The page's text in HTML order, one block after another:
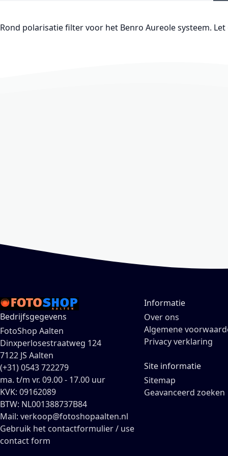
Rond polarisatie filter voor het Benro Aureole systeem.
Bedrijfsgegevens
FotoShop Aalten
Dinxperlosestraatweg 124
7122 JS Aalten
(+31) 0543 722279
ma. t/m vr. 09.00 - 17.00 uur
KVK: 09162089
BTW: NL001388737B84
Mail: verkoop@fotoshopaalten.nl
Gebruik het contactformulier / use
contact form
Informatie
Over ons
Algemene
Privacy verklaring
Site informatie
Sitemap
Geavanceerd zoeken